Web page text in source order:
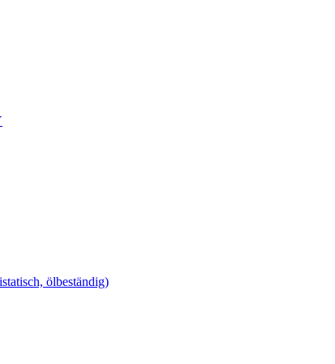
ölbeständig)